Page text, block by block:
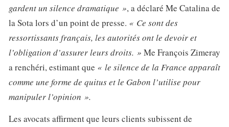
gardent un silence dramatique », a déclaré Me Catalina de
la Sota lors d’un point de presse. « Ce sont des
ressortissants français, les autorités ont le devoir et
l’obligation d’assurer leurs droits. » Me François Zimeray
a renchéri, estimant que « le silence de la France apparaît
comme une forme de quitus et le Gabon l’utilise pour
manipuler l’opinion ».
Les avocats affirment que leurs clients subissent de